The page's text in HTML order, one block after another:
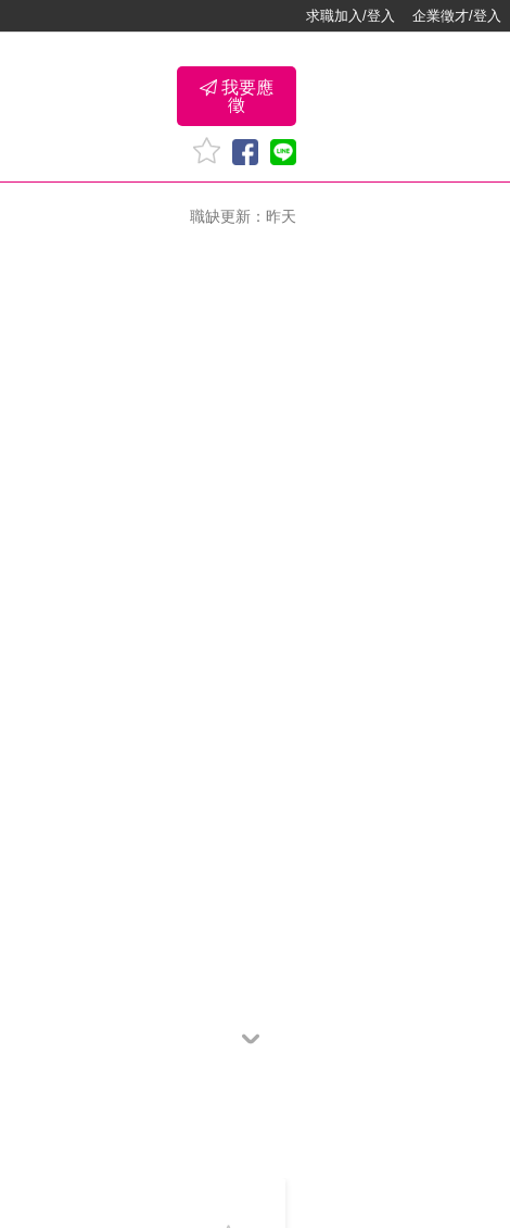
求職加入/登入 企業徵才/登入
我要應
徵
職缺更新：昨天